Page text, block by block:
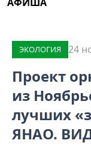
ЭКОЛОГИЯ 24
Проект
из
лучших
ЯНАО.